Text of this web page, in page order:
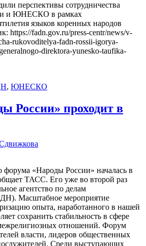
перспективы сотрудничества
и ЮНЕСКО в рамках
языков коренных народов
https://fadn.gov.ru/press-centr/news/v-
rukovoditelya-fadn-rossii-igorya-
direktora-yunesko-taufika-
, ЮНЕСКО
России» проходит в
форума «Народы России» началась в
ТАСС. Его уже во второй раз
агентство по делам
Масштабное мероприятие
опыта, наработанного в нашей
сохранить стабильность в сфере
отношений. Форум
власти, лидеров общественных
Среди выступающих